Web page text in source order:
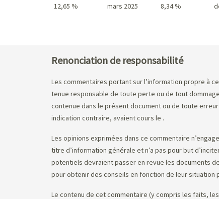
12,65 % mars 2025 8,34 %
Renonciation de responsabilité
Les commentaires portant sur l’information propre à
tenue responsable de toute perte ou de tout
contenue dans le présent document ou de toute
indication contraire, avaient cours le .
Les opinions exprimées dans ce commentaire
titre d’information générale et n’a pas pour but
potentiels devraient passer en revue les documents
pour obtenir des conseils en fonction de leur situation
Le contenu de cet commentaire (y compris les faits,